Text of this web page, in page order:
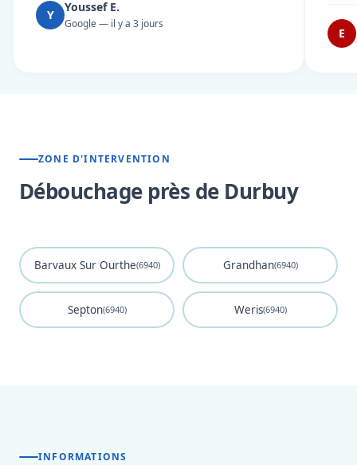
Y
Youssef E.
Google — il y a 3 jours
E
ZONE D'INTERVENTION
Débouchage près de Durbuy
Barvaux Sur Ourthe(6940) Grandhan(6940)
Septon(6940) Weris(6940)
INFORMATIONS